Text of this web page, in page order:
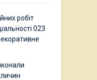
робіт
023